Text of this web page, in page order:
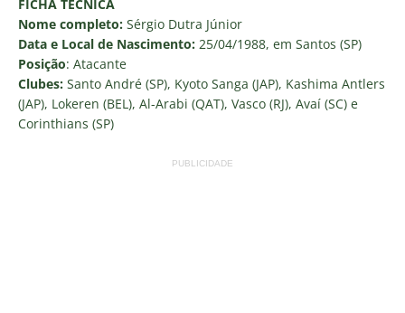
FICHA TÉCNICA
Nome completo: Sérgio Dutra Júnior
Data e Local de Nascimento: 25/04/1988, em Santos (SP)
Posição: Atacante
Clubes: Santo André (SP), Kyoto Sanga (JAP), Kashima Antlers
(JAP), Lokeren (BEL), Al-Arabi (QAT), Vasco (RJ), Avaí (SC) e
Corinthians (SP)
PUBLICIDADE